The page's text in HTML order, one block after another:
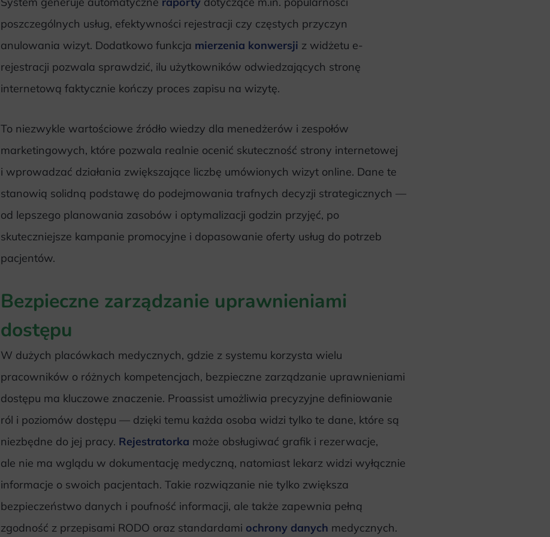
poszczególnych usług, efektywności rejestracji czy częstych przyczyn
anulowania wizyt. Dodatkowo funkcja mierzenia konwersji z widżetu e-
rejestracji pozwala sprawdzić, ilu użytkowników odwiedzających stronę
internetową faktycznie kończy proces zapisu na wizytę.
To niezwykle wartościowe źródło wiedzy dla menedżerów i zespołów
marketingowych, które pozwala realnie ocenić skuteczność strony internetowej
i wprowadzać działania zwiększające liczbę umówionych wizyt online. Dane te
stanowią solidną podstawę do podejmowania trafnych decyzji strategicznych —
od lepszego planowania zasobów i optymalizacji godzin przyjęć, po
skuteczniejsze kampanie promocyjne i dopasowanie oferty usług do potrzeb
pacjentów.
Bezpieczne zarządzanie uprawnieniami
dostępu
W dużych placówkach medycznych, gdzie z systemu korzysta wielu
pracowników o różnych kompetencjach, bezpieczne zarządzanie uprawnieniami
dostępu ma kluczowe znaczenie. Proassist umożliwia precyzyjne definiowanie
ról i poziomów dostępu — dzięki temu każda osoba widzi tylko te dane, które są
niezbędne do jej pracy. Rejestratorka może obsługiwać grafik i rezerwacje,
ale nie ma wglądu w dokumentację medyczną, natomiast lekarz widzi wyłącznie
informacje o swoich pacjentach. Takie rozwiązanie nie tylko zwiększa
bezpieczeństwo danych i poufność informacji, ale także zapewnia pełną
zgodność z przepisami RODO oraz standardami ochrony danych medycznych.